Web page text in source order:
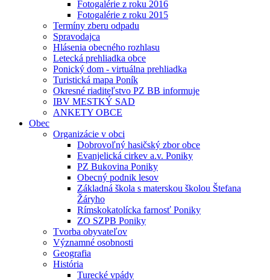
Fotogalérie z roku 2016
Fotogalérie z roku 2015
Termíny zberu odpadu
Spravodajca
Hlásenia obecného rozhlasu
Letecká prehliadka obce
Ponický dom - virtuálna prehliadka
Turistická mapa Poník
Okresné riaditeľstvo PZ BB informuje
IBV MESTKÝ SAD
ANKETY OBCE
Obec
Organizácie v obci
Dobrovoľný hasičský zbor obce
Evanjelická cirkev a.v. Poniky
PZ Bukovina Poniky
Obecný podnik lesov
Základná škola s materskou školou Štefana
Žáryho
Rímskokatolícka farnosť Poniky
ZO SZPB Poniky
Tvorba obyvateľov
Významné osobnosti
Geografia
História
Turecké vpády